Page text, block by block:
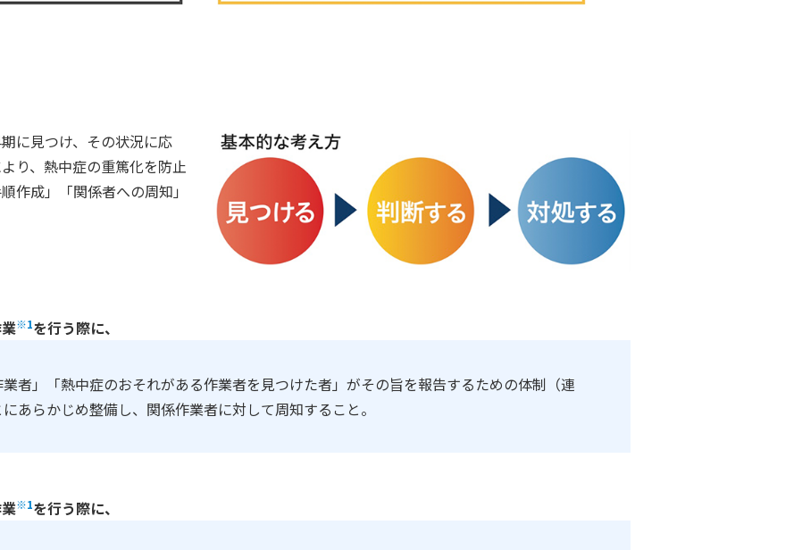
に見つけ、その状況に応
り、熱中症の重篤化を防止
作成」「関係者への周知」
※1を行う際に、
業者」「熱中症のおそれがある作業者を見つけた者」がその旨を報告するための体制（連
あらかじめ整備し、関係作業者に対して周知すること。
※1を行う際に、